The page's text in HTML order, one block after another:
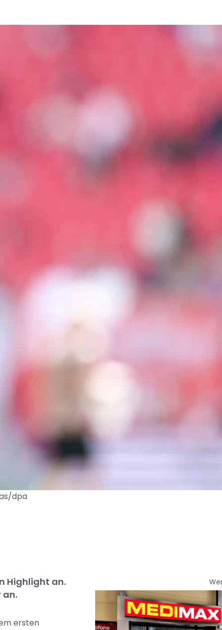
dpa
Highlight an.
an.
ersten